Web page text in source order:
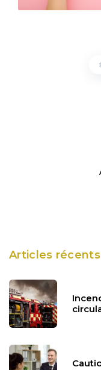
Articles récents